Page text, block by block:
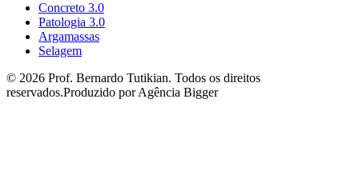
Concreto 3.0
Patologia 3.0
Argamassas
Selagem
© 2026 Prof. Bernardo Tutikian. Todos os direitos
reservados.Produzido por Agência Bigger